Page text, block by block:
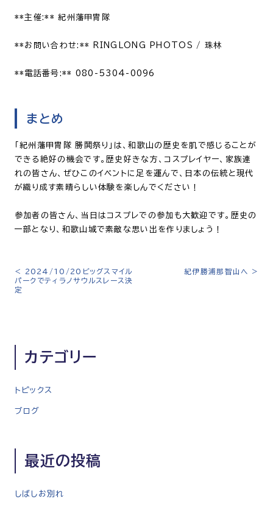
**主催:** 紀州藩甲冑隊
**お問い合わせ:** RINGLONG PHOTOS / 珠林
**電話番号:** 080-5304-0096
まとめ
「紀州藩甲冑隊 勝鬨祭り」は、和歌山の歴史を肌で感じることが
できる絶好の機会です。歴史好きな方、コスプレイヤー、家族連
れの皆さん、ぜひこのイベントに足を運んで、日本の伝統と現代
が織り成す素晴らしい体験を楽しんでください！
参加者の皆さん、当日はコスプレでの参加も大歓迎です。歴史の
一部となり、和歌山城で素敵な思い出を作りましょう！
投
ー
<
2024/10/20ビッグスマイル
パークでティラノサウルスレース決
定
紀伊勝浦那智山へ >
カテゴリー
トピックス
ブログ
最近の投稿
しばしお別れ